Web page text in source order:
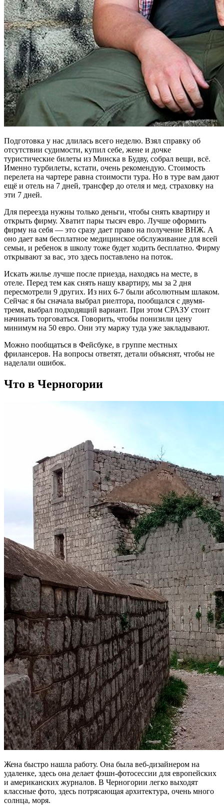
Подготовка у нас длилась всего неделю. Взял справку об
отсутствии судимости, купил себе, жене и дочке
туристические билеты из Минска в Будву, собрал вещи, всё.
Именно турбилеты, кстати, очень рекомендую. Стоимость
перелета на чартере равна стоимости тура. Но в туре вам дают
ещё и отель на 7 дней, трансфер до отеля и мед. страховку на
эти 7 дней.
Для переезда нужны только деньги, чтобы снять квартиру и
открыть фирму. Хватит пары тысяч евро. Лучше оформить
фирму на себя — это сразу дает право на получение ВНЖ. А
оно дает вам бесплатное медицинское обслуживание для всей
семьи, и ребенок в школу тоже будет ходить бесплатно. Фирму
открывают за вас, это здесь поставлено на поток.
Искать жилье лучше после приезда, находясь на месте, в
отеле. Перед тем как снять нашу квартиру, мы за 2 дня
пересмотрели 9 других. Из них 6-7 были абсолютным шлаком.
Сейчас я бы сначала выбрал риелтора, пообщался с двумя-
тремя, выбрал подходящий вариант. При этом СРАЗУ стоит
начинать торговаться. Говорить, чтобы понизили цену
минимум на 50 евро. Они эту маржу туда уже закладывают.
Можно пообщаться в Фейсбуке, в группе местных
фрилансеров. На вопросы ответят, детали объяснят, чтобы не
наделали ошибок.
Что в Черногории
Жена быстро нашла работу. Она была веб-дизайнером на
удаленке, здесь она делает фэшн-фотосессии для европейских
и американских журналов. В Черногории легко выходят
классные фото, здесь потрясающая архитектура, очень много
солнца, моря.